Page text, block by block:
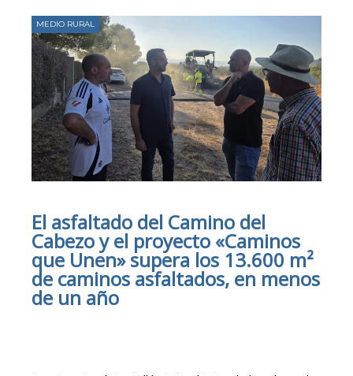
MEDIO RURAL
El asfaltado del Camino del
Cabezo y el proyecto «Caminos
que Unen» supera los 13.600 m²
de caminos asfaltados, en menos
de un año